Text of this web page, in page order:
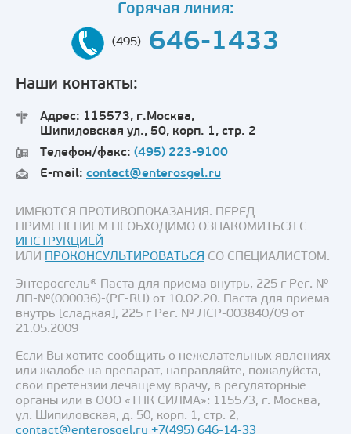
Горячая линия:
(495) 646-1433
Наши контакты:
Адрес: 115573, г.Москва,
Шипиловская ул., 50, корп. 1, стр. 2
Телефон/факс: (495) 223-9100
E-mail: contact@enterosgel.ru
ИМЕЮТСЯ ПРОТИВОПОКАЗАНИЯ. ПЕРЕД
ПРИМЕНЕНИЕМ НЕОБХОДИМО ОЗНАКОМИТЬСЯ С
ИНСТРУКЦИЕЙ
ИЛИ ПРОКОНСУЛЬТИРОВАТЬСЯ СО СПЕЦИАЛИСТОМ.
Энтеросгель® Паста для приема внутрь, 225 г Рег. №
ЛП-№(000036)-(РГ-RU) от 10.02.20. Паста для приема
внутрь [сладкая], 225 г Рег. № ЛСР-003840/09 от
21.05.2009
Если Вы хотите сообщить о нежелательных явлениях
или жалобе на препарат, направляйте, пожалуйста,
свои претензии лечащему врачу, в регуляторные
органы или в ООО «ТНК СИЛМА»: 115573, г. Москва,
ул. Шипиловская, д. 50, корп. 1, стр. 2,
contact@enterosgel.ru +7(495) 646-14-33